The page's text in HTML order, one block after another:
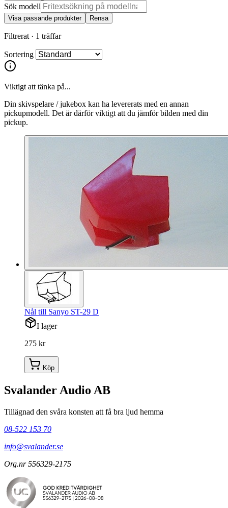
Sök modell
Visa passande produkter Rensa
Filtrerat · 1 träffar
Sortering
Viktigt att tänka på...
Din skivspelare / jukebox kan ha levererats med en annan
pickupmodell. Det är därför viktigt att du jämför bilden med din
pickup.
Nål till Sanyo ST-29 D
I lager
275 kr
Köp
Svalander Audio AB
Tillägnad den svåra konsten att få bra ljud hemma
08-522 153 70
info@svalander.se
Org.nr 556329-2175